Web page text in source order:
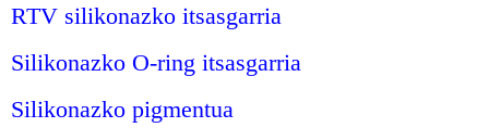
RTV silikonazko itsasgarria
Silikonazko O-ring itsasgarria
Silikonazko pigmentua